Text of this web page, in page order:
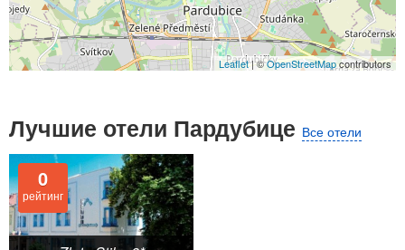
Leaflet| ©OpenStreetMapcontributors
Лучшие отели Пардубице Все отели
0
рейтинг